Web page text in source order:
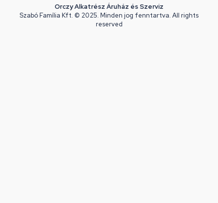
Orczy Alkatrész Áruház és Szerviz
Szabó Família Kft. © 2025. Minden jog fenntartva. All rights
reserved